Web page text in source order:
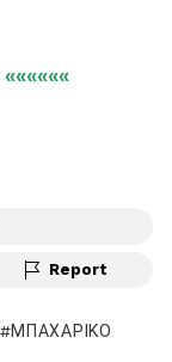
««««««
Report
ΜΠΑΧΑΡΙΚΌ